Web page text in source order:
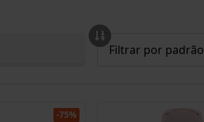
-75%